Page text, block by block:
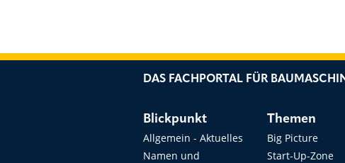
DAS FACHPORTAL FÜR
Blickpunkt
Allgemein - Aktuelles
Namen und
Themen
Big Picture
Start-Up-Zone